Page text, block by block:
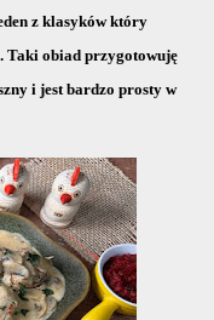
z klasyków który
Taki obiad przygotowuję
i jest bardzo prosty w